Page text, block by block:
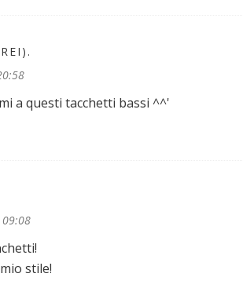
a questi tacchetti bassi ^^'
stile!